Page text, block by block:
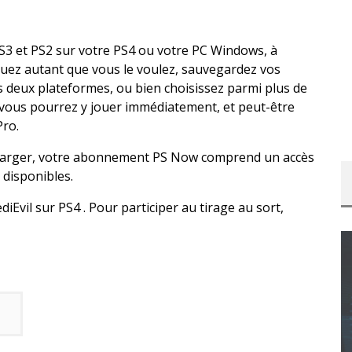
et PS2 sur votre PS4 ou votre PC Windows, à
autant que vous le voulez, sauvegardez vos
plateformes, ou bien choisissez parmi plus de
pourrez y jouer immédiatement, et peut-être
votre abonnement PS Now comprend un accès
sur PS4 . Pour participer au tirage au sort,